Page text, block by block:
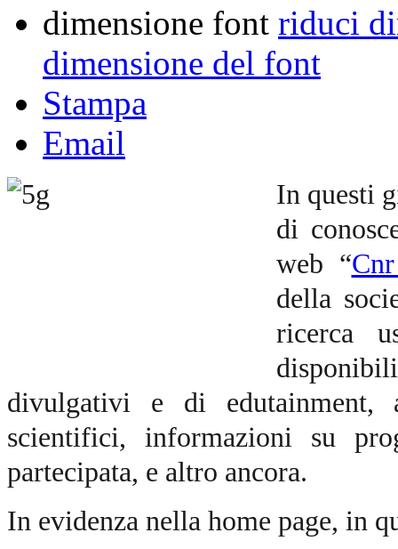
dimensione font riduci
dimensione del font
Stampa
Email
In questi
di
web “
della
ricerca
divulgativi e di edutainment,
scientifici, informazioni su
partecipata, e altro ancora.
In evidenza nella home page, in